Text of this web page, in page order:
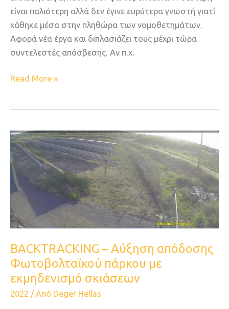
είναι παλιότερη αλλά δεν έγινε ευρύτερα γνωστή γιατί
χάθηκε μέσα στην πληθώρα των νομοθετημάτων.
Αφορά νέα έργα και διπλασιάζει τους μέχρι τώρα
συντελεστές απόσβεσης. Αν π.χ.
Read More »
BACKTRACKING – Αύξηση απόδοσης
Φωτοβολταϊκού πάρκου με
εκμηδενισμό σκιάσεων
2022 / Από Deger Hellas
BACKTRACKING
–
Αύξηση
απόδοσης
Φωτοβολταϊκού
πάρκου
με
σκιάσεων